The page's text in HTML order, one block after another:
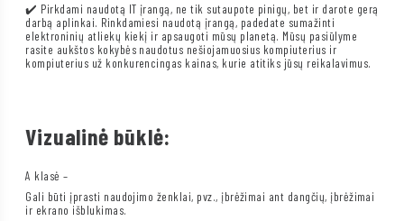
✔️ Pirkdami naudotą IT įrangą, ne tik sutaupote pinigų, bet ir darote gerą
darbą aplinkai. Rinkdamiesi naudotą įrangą, padedate sumažinti
elektroninių atliekų kiekį ir apsaugoti mūsų planetą. Mūsų pasiūlyme
rasite aukštos kokybės naudotus nešiojamuosius kompiuterius ir
kompiuterius už konkurencingas kainas, kurie atitiks jūsų reikalavimus.
Vizualinė būklė:
A klasė –
Gali būti įprasti naudojimo ženklai, pvz., įbrėžimai ant dangčių, įbrėžimai
ir ekrano išblukimas.